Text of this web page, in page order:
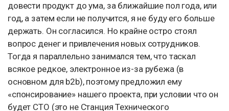
довести продукт до ума, за ближайшие пол года, или
год, а затем если не получится, я не буду его больше
держать. Он согласился. Но крайне остро стоял
вопрос денег и привлечения новых сотрудников.
Тогда я параллельно занимался тем, что таскал
всякое редкое, электронное из-за рубежа (в
основном для b2b), поэтому предложил ему
«спонсирование» нашего проекта, при условии что он
будет CTO (это не Станция Технического